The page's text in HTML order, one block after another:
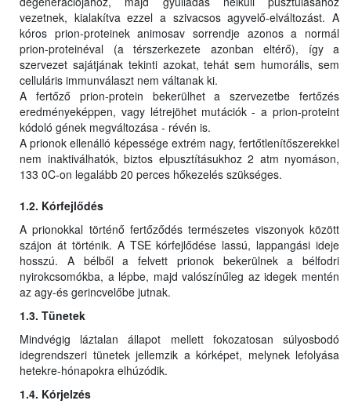
vezetnek, kialakítva ezzel a szivacsos agyvelő-elváltozást. A
kóros prion-proteinek animosav sorrendje azonos a normál
prion-proteinéval (a térszerkezete azonban eltérő), így a
szervezet sajátjának tekinti azokat, tehát sem humorális, sem
celluláris immunválaszt nem váltanak ki.
A fertőző prion-protein bekerülhet a szervezetbe fertőzés
eredményeképpen, vagy létrejöhet mutációk - a prion-proteint
kódoló gének megváltozása - révén is.
A prionok ellenálló képessége extrém nagy, fertőtlenítőszerekkel
nem inaktiválhatók, biztos elpusztításukhoz 2 atm nyomáson,
133 0C-on legalább 20 perces hőkezelés szükséges.
1.2. Kórfejlődés
A prionokkal történő fertőződés természetes viszonyok között
szájon át történik. A TSE kórfejlődése lassú, lappangási ideje
hosszú. A bélből a felvett prionok bekerülnek a bélfodri
nyirokcsomókba, a lépbe, majd valószínűleg az idegek mentén
az agy-és gerincvelőbe jutnak.
1.3. Tünetek
Mindvégig láztalan állapot mellett fokozatosan súlyosbodó
idegrendszeri tünetek jellemzik a kórképet, melynek lefolyása
hetekre-hónapokra elhúzódik.
1.4. Kórjelzés